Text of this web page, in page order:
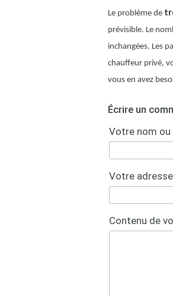
Le problème de
prévisible. Le
inchangées. Les
chauffeur privé,
vous en avez
Écrire un
Votre nom ou
Votre
Contenu de